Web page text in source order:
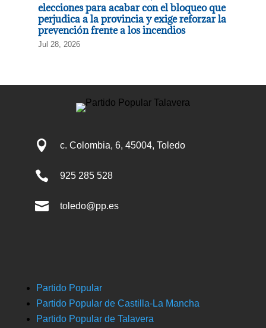
elecciones para acabar con el bloqueo que
perjudica a la provincia y exige reforzar la
prevención frente a los incendios
Jul 28, 2026
 c. Colombia, 6, 45004, Toledo
 925 285 528
 toledo@pp.es
Partido Popular
Partido Popular de Castilla-La Mancha
Partido Popular de Talavera